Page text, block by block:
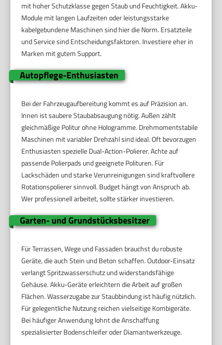
mit hoher Schutzklasse gegen Staub und Feuchtigkeit. Akku-
Module mit langen Laufzeiten oder leistungsstarke
kabelgebundene Maschinen sind hier die Norm. Ersatzteile
und Service sind Entscheidungsfaktoren. Investiere eher in
Marken mit gutem Support.
Autopflege-Enthusiasten
Bei der Fahrzeugaufbereitung kommt es auf Präzision an.
Innen ist saubere Staubabsaugung nötig. Außen zählt
gleichmäßige Politur ohne Hologramme. Drehmomentstabile
Maschinen mit variabler Drehzahl sind ideal. Oft bevorzugen
Enthusiasten spezielle Dual-Action-Polierer. Achte auf
passende Polierpads und geeignete Polituren. Für
Lackschäden und starke Verunreinigungen sind kraftvollere
Rotationspolierer sinnvoll. Budget hängt von Anspruch ab.
Wer professionell arbeitet, sollte stärker investieren.
Garten- und Grundstücksbesitzer
Für Terrassen, Wege und Fassaden brauchst du robuste
Geräte, die auch Stein und Beton schaffen. Outdoor-Einsatz
verlangt Spritzwasserschutz und widerstandsfähige
Gehäuse. Akku-Geräte erleichtern die Arbeit auf großen
Flächen. Wasserzugabe zur Staubbindung ist häufig nützlich.
Für gelegentliche Nutzung reichen vielseitige Kombigeräte.
Bei häufiger Anwendung lohnt die Anschaffung
spezialisierter Bodenschleifer oder Diamantwerkzeuge.